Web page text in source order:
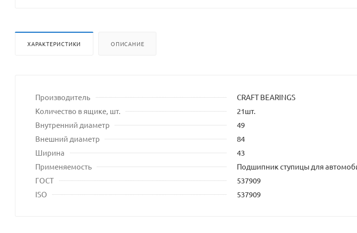
ХАРАКТЕРИСТИКИ ОПИСАНИЕ
Производитель
CRAFT BEARINGS
Количество в ящике, шт.
21шт.
Внутренний диаметр
49
Внешний диаметр
84
Ширина
43
Применяемость
Подшипник ступицы для
ГОСТ
537909
ISO
537909